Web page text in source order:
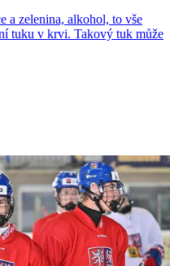
a zelenina, alkohol, to vše
tuku v krvi. Takový tuk může